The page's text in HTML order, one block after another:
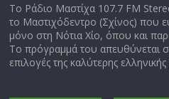
Το Ράδιο Μαστίχα 107.7 FM
το Μαστιχόδεντρο (Σχίνος) που
μόνο στη Νότια Χίο, όπου και
Το πρόγραμμά του απευθύνεται σε
επιλογές της καλύτερης